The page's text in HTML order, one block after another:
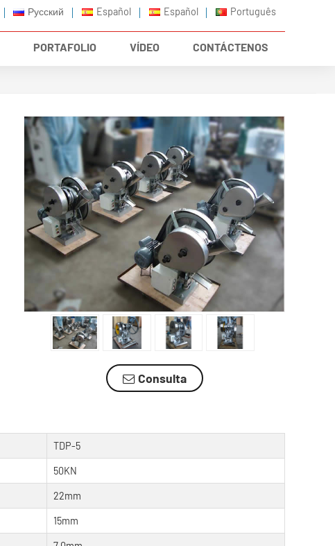
Русский Español Español Português
PORTAFOLIO VÍDEO CONTÁCTENOS
Consulta
TDP-5
50KN
22mm
15mm